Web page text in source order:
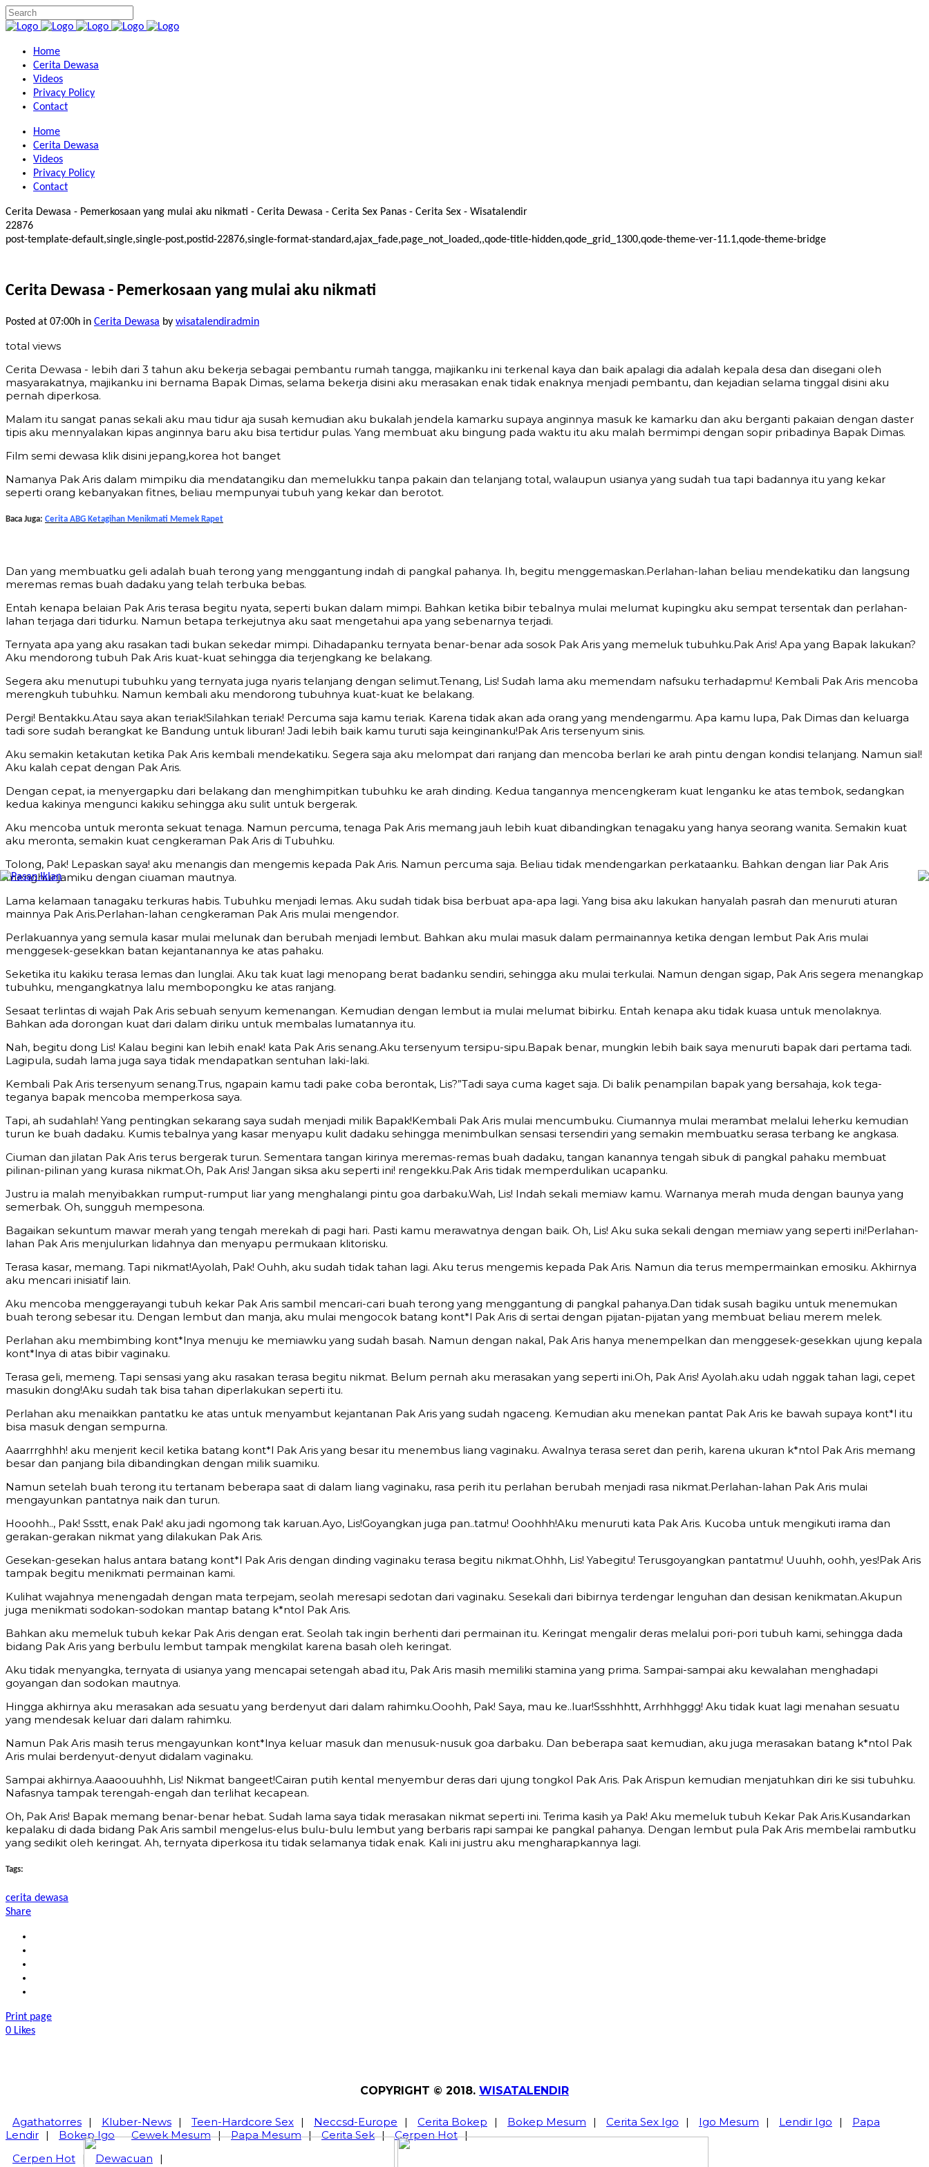
Home
Cerita Dewasa
Videos
Privacy Policy
Contact
Home
Cerita Dewasa
Videos
Privacy Policy
Contact
Cerita Dewasa - Pemerkosaan yang mulai aku nikmati - Cerita Dewasa - Cerita Sex Panas - Cerita Sex - Wisatalendir
22876
post-template-default,single,single-post,postid-22876,single-format-standard,ajax_fade,page_not_loaded,,qode-title-hidden,qode_grid_1300,qode-theme-ver-11.1,qode-theme-bridge
Cerita Dewasa - Pemerkosaan yang mulai aku nikmati
Posted at 07:00h in Cerita Dewasa by wisatalendiradmin
total views
Cerita Dewasa - lebih dari 3 tahun aku bekerja sebagai pembantu rumah tangga, majikanku ini terkenal kaya dan baik apalagi dia adalah kepala desa dan disegani oleh
masyarakatnya, majikanku ini bernama Bapak Dimas, selama bekerja disini aku merasakan enak tidak enaknya menjadi pembantu, dan kejadian selama tinggal disini aku
pernah diperkosa.
Malam itu sangat panas sekali aku mau tidur aja susah kemudian aku bukalah jendela kamarku supaya anginnya masuk ke kamarku dan aku berganti pakaian dengan daster
tipis aku mennyalakan kipas anginnya baru aku bisa tertidur pulas. Yang membuat aku bingung pada waktu itu aku malah bermimpi dengan sopir pribadinya Bapak Dimas.
Film semi dewasa klik disini jepang,korea hot banget
Namanya Pak Aris dalam mimpiku dia mendatangiku dan memelukku tanpa pakain dan telanjang total, walaupun usianya yang sudah tua tapi badannya itu yang kekar
seperti orang kebanyakan fitnes, beliau mempunyai tubuh yang kekar dan berotot.
Baca Juga: Cerita ABG Ketagihan Menikmati Memek Rapet
Dan yang membuatku geli adalah buah terong yang menggantung indah di pangkal pahanya. Ih, begitu menggemaskan.Perlahan-lahan beliau mendekatiku dan langsung
meremas remas buah dadaku yang telah terbuka bebas.
Entah kenapa belaian Pak Aris terasa begitu nyata, seperti bukan dalam mimpi. Bahkan ketika bibir tebalnya mulai melumat kupingku aku sempat tersentak dan perlahan-
lahan terjaga dari tidurku. Namun betapa terkejutnya aku saat mengetahui apa yang sebenarnya terjadi.
Ternyata apa yang aku rasakan tadi bukan sekedar mimpi. Dihadapanku ternyata benar-benar ada sosok Pak Aris yang memeluk tubuhku.Pak Aris! Apa yang Bapak lakukan?
Aku mendorong tubuh Pak Aris kuat-kuat sehingga dia terjengkang ke belakang.
Segera aku menutupi tubuhku yang ternyata juga nyaris telanjang dengan selimut.Tenang, Lis! Sudah lama aku memendam nafsuku terhadapmu! Kembali Pak Aris mencoba
merengkuh tubuhku. Namun kembali aku mendorong tubuhnya kuat-kuat ke belakang.
Pergi! Bentakku.Atau saya akan teriak!Silahkan teriak! Percuma saja kamu teriak. Karena tidak akan ada orang yang mendengarmu. Apa kamu lupa, Pak Dimas dan keluarga
tadi sore sudah berangkat ke Bandung untuk liburan! Jadi lebih baik kamu turuti saja keinginanku!Pak Aris tersenyum sinis.
Aku semakin ketakutan ketika Pak Aris kembali mendekatiku. Segera saja aku melompat dari ranjang dan mencoba berlari ke arah pintu dengan kondisi telanjang. Namun sial!
Aku kalah cepat dengan Pak Aris.
Dengan cepat, ia menyergapku dari belakang dan menghimpitkan tubuhku ke arah dinding. Kedua tangannya mencengkeram kuat lenganku ke atas tembok, sedangkan
kedua kakinya mengunci kakiku sehingga aku sulit untuk bergerak.
Aku mencoba untuk meronta sekuat tenaga. Namun percuma, tenaga Pak Aris memang jauh lebih kuat dibandingkan tenagaku yang hanya seorang wanita. Semakin kuat
aku meronta, semakin kuat cengkeraman Pak Aris di Tubuhku.
Tolong, Pak! Lepaskan saya! aku menangis dan mengemis kepada Pak Aris. Namun percuma saja. Beliau tidak mendengarkan perkataanku. Bahkan dengan liar Pak Aris
menghunjamiku dengan ciuaman mautnya.
Lama kelamaan tanagaku terkuras habis. Tubuhku menjadi lemas. Aku sudah tidak bisa berbuat apa-apa lagi. Yang bisa aku lakukan hanyalah pasrah dan menuruti aturan
mainnya Pak Aris.Perlahan-lahan cengkeraman Pak Aris mulai mengendor.
Perlakuannya yang semula kasar mulai melunak dan berubah menjadi lembut. Bahkan aku mulai masuk dalam permainannya ketika dengan lembut Pak Aris mulai
menggesek-gesekkan batan kejantanannya ke atas pahaku.
Seketika itu kakiku terasa lemas dan lunglai. Aku tak kuat lagi menopang berat badanku sendiri, sehingga aku mulai terkulai. Namun dengan sigap, Pak Aris segera menangkap
tubuhku, mengangkatnya lalu membopongku ke atas ranjang.
Sesaat terlintas di wajah Pak Aris sebuah senyum kemenangan. Kemudian dengan lembut ia mulai melumat bibirku. Entah kenapa aku tidak kuasa untuk menolaknya.
Bahkan ada dorongan kuat dari dalam diriku untuk membalas lumatannya itu.
Nah, begitu dong Lis! Kalau begini kan lebih enak! kata Pak Aris senang.Aku tersenyum tersipu-sipu.Bapak benar, mungkin lebih baik saya menuruti bapak dari pertama tadi.
Lagipula, sudah lama juga saya tidak mendapatkan sentuhan laki-laki.
Kembali Pak Aris tersenyum senang.Trus, ngapain kamu tadi pake coba berontak, Lis?”Tadi saya cuma kaget saja. Di balik penampilan bapak yang bersahaja, kok tega-
teganya bapak mencoba memperkosa saya.
Tapi, ah sudahlah! Yang pentingkan sekarang saya sudah menjadi milik Bapak!Kembali Pak Aris mulai mencumbuku. Ciumannya mulai merambat melalui leherku kemudian
turun ke buah dadaku. Kumis tebalnya yang kasar menyapu kulit dadaku sehingga menimbulkan sensasi tersendiri yang semakin membuatku serasa terbang ke angkasa.
Ciuman dan jilatan Pak Aris terus bergerak turun. Sementara tangan kirinya meremas-remas buah dadaku, tangan kanannya tengah sibuk di pangkal pahaku membuat
pilinan-pilinan yang kurasa nikmat.Oh, Pak Aris! Jangan siksa aku seperti ini! rengekku.Pak Aris tidak memperdulikan ucapanku.
Justru ia malah menyibakkan rumput-rumput liar yang menghalangi pintu goa darbaku.Wah, Lis! Indah sekali memiaw kamu. Warnanya merah muda dengan baunya yang
semerbak. Oh, sungguh mempesona.
Bagaikan sekuntum mawar merah yang tengah merekah di pagi hari. Pasti kamu merawatnya dengan baik. Oh, Lis! Aku suka sekali dengan memiaw yang seperti ini!Perlahan-
lahan Pak Aris menjulurkan lidahnya dan menyapu permukaan klitorisku.
Terasa kasar, memang. Tapi nikmat!Ayolah, Pak! Ouhh, aku sudah tidak tahan lagi. Aku terus mengemis kepada Pak Aris. Namun dia terus mempermainkan emosiku. Akhirnya
aku mencari inisiatif lain.
Aku mencoba menggerayangi tubuh kekar Pak Aris sambil mencari-cari buah terong yang menggantung di pangkal pahanya.Dan tidak susah bagiku untuk menemukan
buah terong sebesar itu. Dengan lembut dan manja, aku mulai mengocok batang kont*l Pak Aris di sertai dengan pijatan-pijatan yang membuat beliau merem melek.
Perlahan aku membimbing kont*lnya menuju ke memiawku yang sudah basah. Namun dengan nakal, Pak Aris hanya menempelkan dan menggesek-gesekkan ujung kepala
kont*lnya di atas bibir vaginaku.
Terasa geli, memeng. Tapi sensasi yang aku rasakan terasa begitu nikmat. Belum pernah aku merasakan yang seperti ini.Oh, Pak Aris! Ayolah.aku udah nggak tahan lagi, cepet
masukin dong!Aku sudah tak bisa tahan diperlakukan seperti itu.
Perlahan aku menaikkan pantatku ke atas untuk menyambut kejantanan Pak Aris yang sudah ngaceng. Kemudian aku menekan pantat Pak Aris ke bawah supaya kont*l itu
bisa masuk dengan sempurna.
Aaarrrghhh! aku menjerit kecil ketika batang kont*l Pak Aris yang besar itu menembus liang vaginaku. Awalnya terasa seret dan perih, karena ukuran k*ntol Pak Aris memang
besar dan panjang bila dibandingkan dengan milik suamiku.
Namun setelah buah terong itu tertanam beberapa saat di dalam liang vaginaku, rasa perih itu perlahan berubah menjadi rasa nikmat.Perlahan-lahan Pak Aris mulai
mengayunkan pantatnya naik dan turun.
Hooohh.., Pak! Ssstt, enak Pak! aku jadi ngomong tak karuan.Ayo, Lis!Goyangkan juga pan..tatmu! Ooohhh!Aku menuruti kata Pak Aris. Kucoba untuk mengikuti irama dan
gerakan-gerakan nikmat yang dilakukan Pak Aris.
Gesekan-gesekan halus antara batang kont*l Pak Aris dengan dinding vaginaku terasa begitu nikmat.Ohhh, Lis! Yabegitu! Terusgoyangkan pantatmu! Uuuhh, oohh, yes!Pak Aris
tampak begitu menikmati permainan kami.
Kulihat wajahnya menengadah dengan mata terpejam, seolah meresapi sedotan dari vaginaku. Sesekali dari bibirnya terdengar lenguhan dan desisan kenikmatan.Akupun
juga menikmati sodokan-sodokan mantap batang k*ntol Pak Aris.
Bahkan aku memeluk tubuh kekar Pak Aris dengan erat. Seolah tak ingin berhenti dari permainan itu. Keringat mengalir deras melalui pori-pori tubuh kami, sehingga dada
bidang Pak Aris yang berbulu lembut tampak mengkilat karena basah oleh keringat.
Aku tidak menyangka, ternyata di usianya yang mencapai setengah abad itu, Pak Aris masih memiliki stamina yang prima. Sampai-sampai aku kewalahan menghadapi
goyangan dan sodokan mautnya.
Hingga akhirnya aku merasakan ada sesuatu yang berdenyut dari dalam rahimku.Ooohh, Pak! Saya, mau ke..luar!Ssshhhtt, Arrhhhggg! Aku tidak kuat lagi menahan sesuatu
yang mendesak keluar dari dalam rahimku.
Namun Pak Aris masih terus mengayunkan kont*lnya keluar masuk dan menusuk-nusuk goa darbaku. Dan beberapa saat kemudian, aku juga merasakan batang k*ntol Pak
Aris mulai berdenyut-denyut didalam vaginaku.
Sampai akhirnya.Aaaoouuhhh, Lis! Nikmat bangeet!Cairan putih kental menyembur deras dari ujung tongkol Pak Aris. Pak Arispun kemudian menjatuhkan diri ke sisi tubuhku.
Nafasnya tampak terengah-engah dan terlihat kecapean.
Oh, Pak Aris! Bapak memang benar-benar hebat. Sudah lama saya tidak merasakan nikmat seperti ini. Terima kasih ya Pak! Aku memeluk tubuh Kekar Pak Aris.Kusandarkan
kepalaku di dada bidang Pak Aris sambil mengelus-elus bulu-bulu lembut yang berbaris rapi sampai ke pangkal pahanya. Dengan lembut pula Pak Aris membelai rambutku
yang sedikit oleh keringat. Ah, ternyata diperkosa itu tidak selamanya tidak enak. Kali ini justru aku mengharapkannya lagi.
Tags:
cerita dewasa
Share
Print page
0 Likes
COPYRIGHT © 2018. WISATALENDIR
Agathatorres | Kluber-News | Teen-Hardcore Sex | Neccsd-Europe | Cerita Bokep | Bokep Mesum | Cerita Sex Igo | Igo Mesum | Lendir Igo |
Papa
Lendir | Bokep Igo Cewek Mesum | Papa Mesum | Cerita Sek | Cerpen Hot |
Cerpen Hot | Dewacuan |